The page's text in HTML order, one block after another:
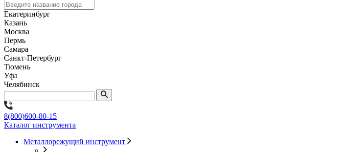
Екатеринбург
Казань
Москва
Пермь
Самара
Санкт-Петербург
Тюмень
Уфа
Челябинск
8(800)600-80-15
Каталог инструмента
Металлорежущий инструмент